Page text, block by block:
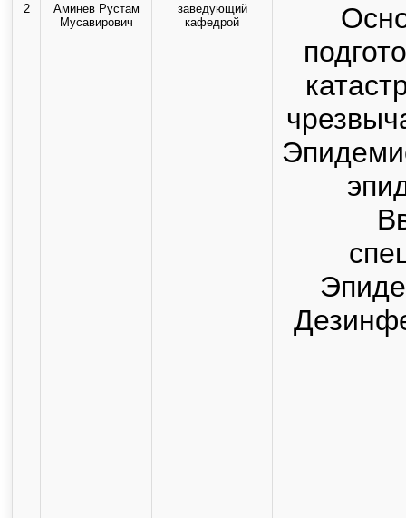
2
Аминев Рустам
Мусавирович
заведующий
кафедрой